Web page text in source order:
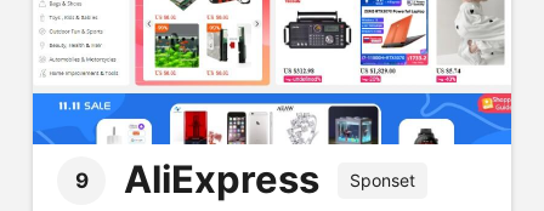
9 AliExpress Sponset